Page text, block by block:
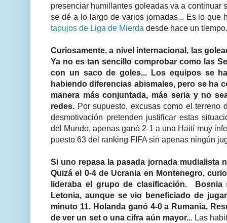
presenciar humillantes goleadas va a continuar
se dé a lo largo de varios jornadas... Es lo que
tapujos de Liga de Mierda desde hace un tiempo.
Curiosamente, a nivel internacional, las
Ya no es tan sencillo comprobar como las
con un saco de goles... Los equipos se
habiendo diferencias abismales, pero se ha
manera más conjuntada, más seria y no
redes. Por supuesto, excusas como el terreno
desmotivación pretenden justificar estas
del Mundo, apenas ganó 2-1 a una Haití muy
puesto 63 del ranking FIFA sin apenas ningún
Si uno repasa la pasada jornada mudialista
Quizá el 0-4 de Ucrania en Montenegro,
lideraba el grupo de clasificación. Bosnia
Letonia, aunque se vio beneficiado de
minuto 11. Holanda ganó 4-0 a Rumania.
de ver un set o una cifra aún mayor... Las